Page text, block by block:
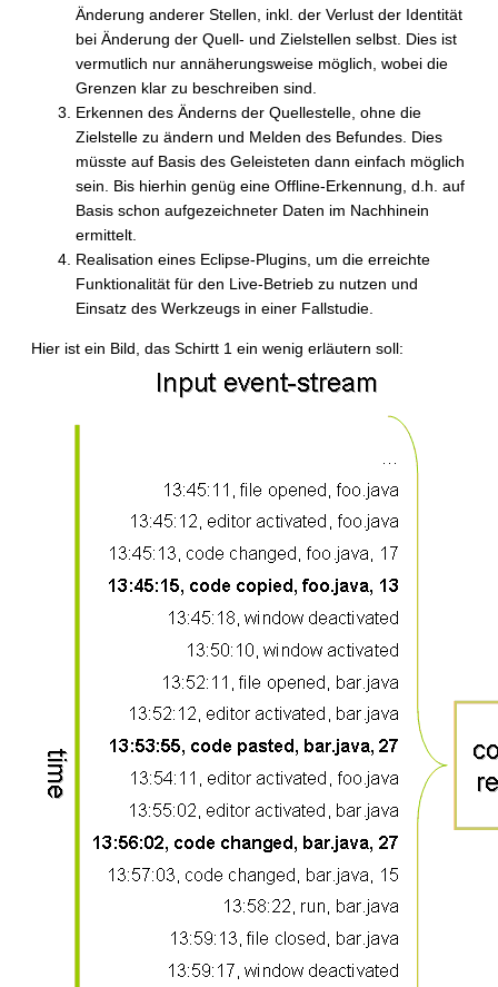
Änderung anderer Stellen, inkl. der Verlust der Identität
bei Änderung der Quell- und Zielstellen selbst. Dies ist
vermutlich nur annäherungsweise möglich, wobei die
Grenzen klar zu beschreiben sind.
Erkennen des Änderns der Quellestelle, ohne die
Zielstelle zu ändern und Melden des Befundes. Dies
müsste auf Basis des Geleisteten dann einfach möglich
sein. Bis hierhin genüg eine Offline-Erkennung, d.h. auf
Basis schon aufgezeichneter Daten im Nachhinein
ermittelt.
Realisation eines Eclipse-Plugins, um die erreichte
Funktionalität für den Live-Betrieb zu nutzen und
Einsatz des Werkzeugs in einer Fallstudie.
Hier ist ein Bild, das Schirtt 1 ein wenig erläutern soll: